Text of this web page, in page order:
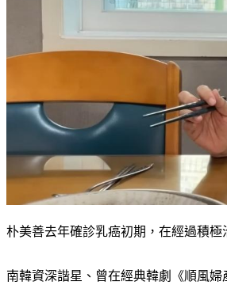
朴美善去年確診乳癌初期，在經過積
南韓資深諧星、曾在經典韓劇《順風